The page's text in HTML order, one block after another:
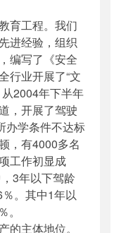
育工程。我们
进经验，组织
编写了《安全
行业开展了“文
2004年下半年
，开展了驾驶
办学条件不达标
，有4000多名
工作初显成
3年以下驾龄
。其中1年以
主体地位。